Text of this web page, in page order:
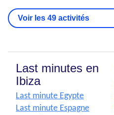
Voir les 49 activités
Last minutes en
Ibiza
Last minute Egypte
Last minute Espagne